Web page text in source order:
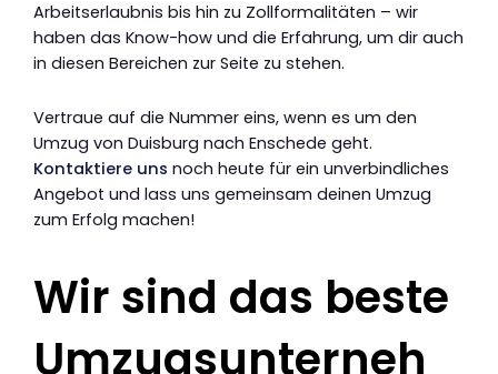
Arbeitserlaubnis bis hin zu Zollformalitäten – wir
haben das Know-how und die Erfahrung, um dir auch
in diesen Bereichen zur Seite zu stehen.
Vertraue auf die Nummer eins, wenn es um den
Umzug von Duisburg nach Enschede geht.
Kontaktiere uns noch heute für ein unverbindliches
Angebot und lass uns gemeinsam deinen Umzug
zum Erfolg machen!
Wir sind das beste
Umzugsunterneh